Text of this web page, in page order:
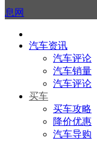
息网
汽车资讯
汽车评论
汽车销量
汽车评论
买车
买车攻略
降价优惠
汽车导购